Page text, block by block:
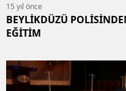
15 yıl önce
BEYLİKDÜZÜ
EĞİTİM